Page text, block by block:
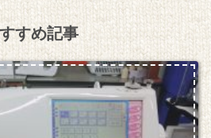
すめ記事